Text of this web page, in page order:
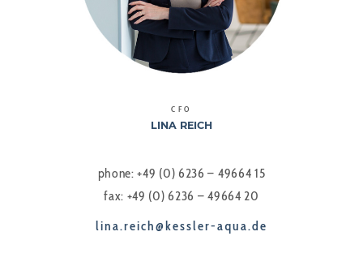
CFO
LINA REICH
phone: +49 (0) 6236 – 49664 15
fax: +49 (0) 6236 – 49664 20
lina.reich@kessler-aqua.de